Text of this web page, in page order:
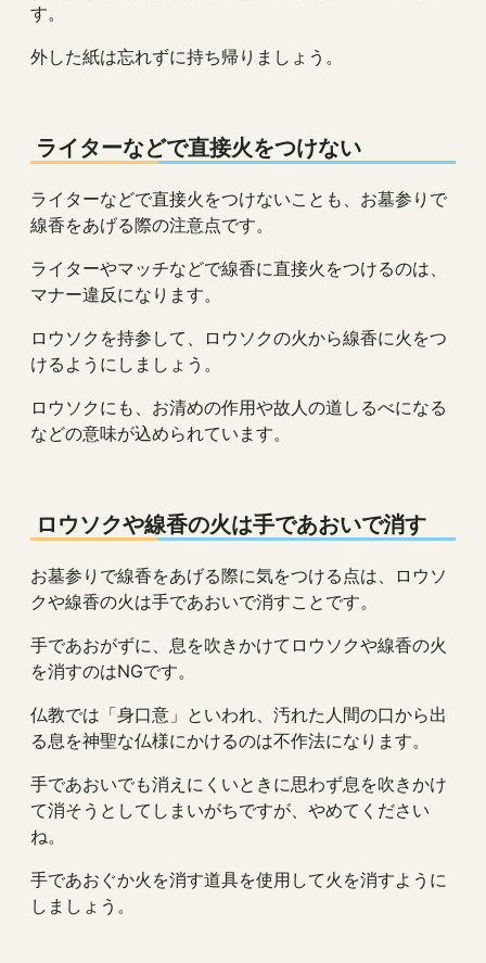
す。
外した紙は忘れずに持ち帰りましょう。
ライターなどで直接火をつけない
ライターなどで直接火をつけないことも、お墓参りで
線香をあげる際の注意点です。
ライターやマッチなどで線香に直接火をつけるのは、
マナー違反になります。
ロウソクを持参して、ロウソクの火から線香に火をつ
けるようにしましょう。
ロウソクにも、お清めの作用や故人の道しるべになる
などの意味が込められています。
ロウソクや線香の火は手であおいで消す
お墓参りで線香をあげる際に気をつける点は、ロウソ
クや線香の火は手であおいで消すことです。
手であおがずに、息を吹きかけてロウソクや線香の火
を消すのはNGです。
仏教では「身口意」といわれ、汚れた人間の口から出
る息を神聖な仏様にかけるのは不作法になります。
手であおいでも消えにくいときに思わず息を吹きかけ
て消そうとしてしまいがちですが、やめてください
ね。
手であおぐか火を消す道具を使用して火を消すように
しましょう。